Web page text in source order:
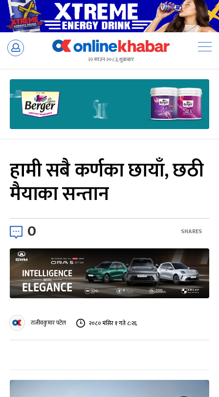
Skip
२२ साउन २०८३, शुक्रबार
हामी सबै कर्णका छायाँ, छठी
मैयाका सन्तान
0 SHARES
राजीवकुमार पटेल २०८० मंसिर १ गते ८:२६